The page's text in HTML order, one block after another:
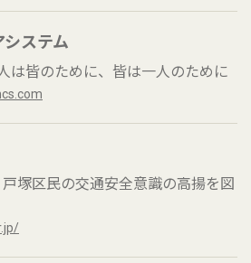
ステム
は皆のために、皆は一人のために
塚区民の交通安全意識の高揚を図